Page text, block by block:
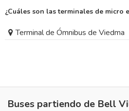
¿Cuáles son las terminales de micro
Terminal de Ómnibus de Viedma
Buses partiendo de Bell